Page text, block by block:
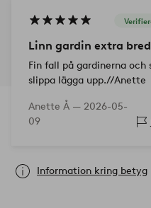
Linn gardin extra bred
Fin fall på gardinerna
slippa lägga upp.//Anette
Anette Å — 2026-05-
09
Information kring betyg